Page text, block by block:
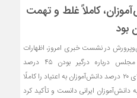
کاملاً غلط و تهمت
بود
در نشست خبری امروز، اظهارات
قدیمی سخنگوی کمیسیون آموزش مجلس درباره درگیر بودن ۴۵ درصد
دانش‌آموزان با مسائل غیراخلاقی و ابتلای ۲۰ درصد دانش‌آموزان به اعتیاد را کاملًا
دانش‌آموزان ایرانی دانست و تأکید کرد